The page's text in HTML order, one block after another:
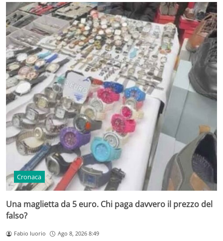
Cronaca
Una maglietta da 5 euro. Chi paga davvero il prezzo del
falso?
Fabio Iuorio Ago 8, 2026 8:49